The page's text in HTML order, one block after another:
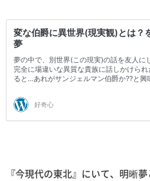
『今現代の東北』にいて、明晰